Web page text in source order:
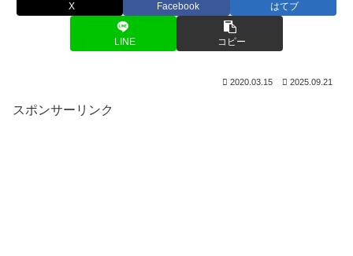
X Facebook はてブ
LINE コピー
2020.03.15 2025.09.21
スポンサーリンク